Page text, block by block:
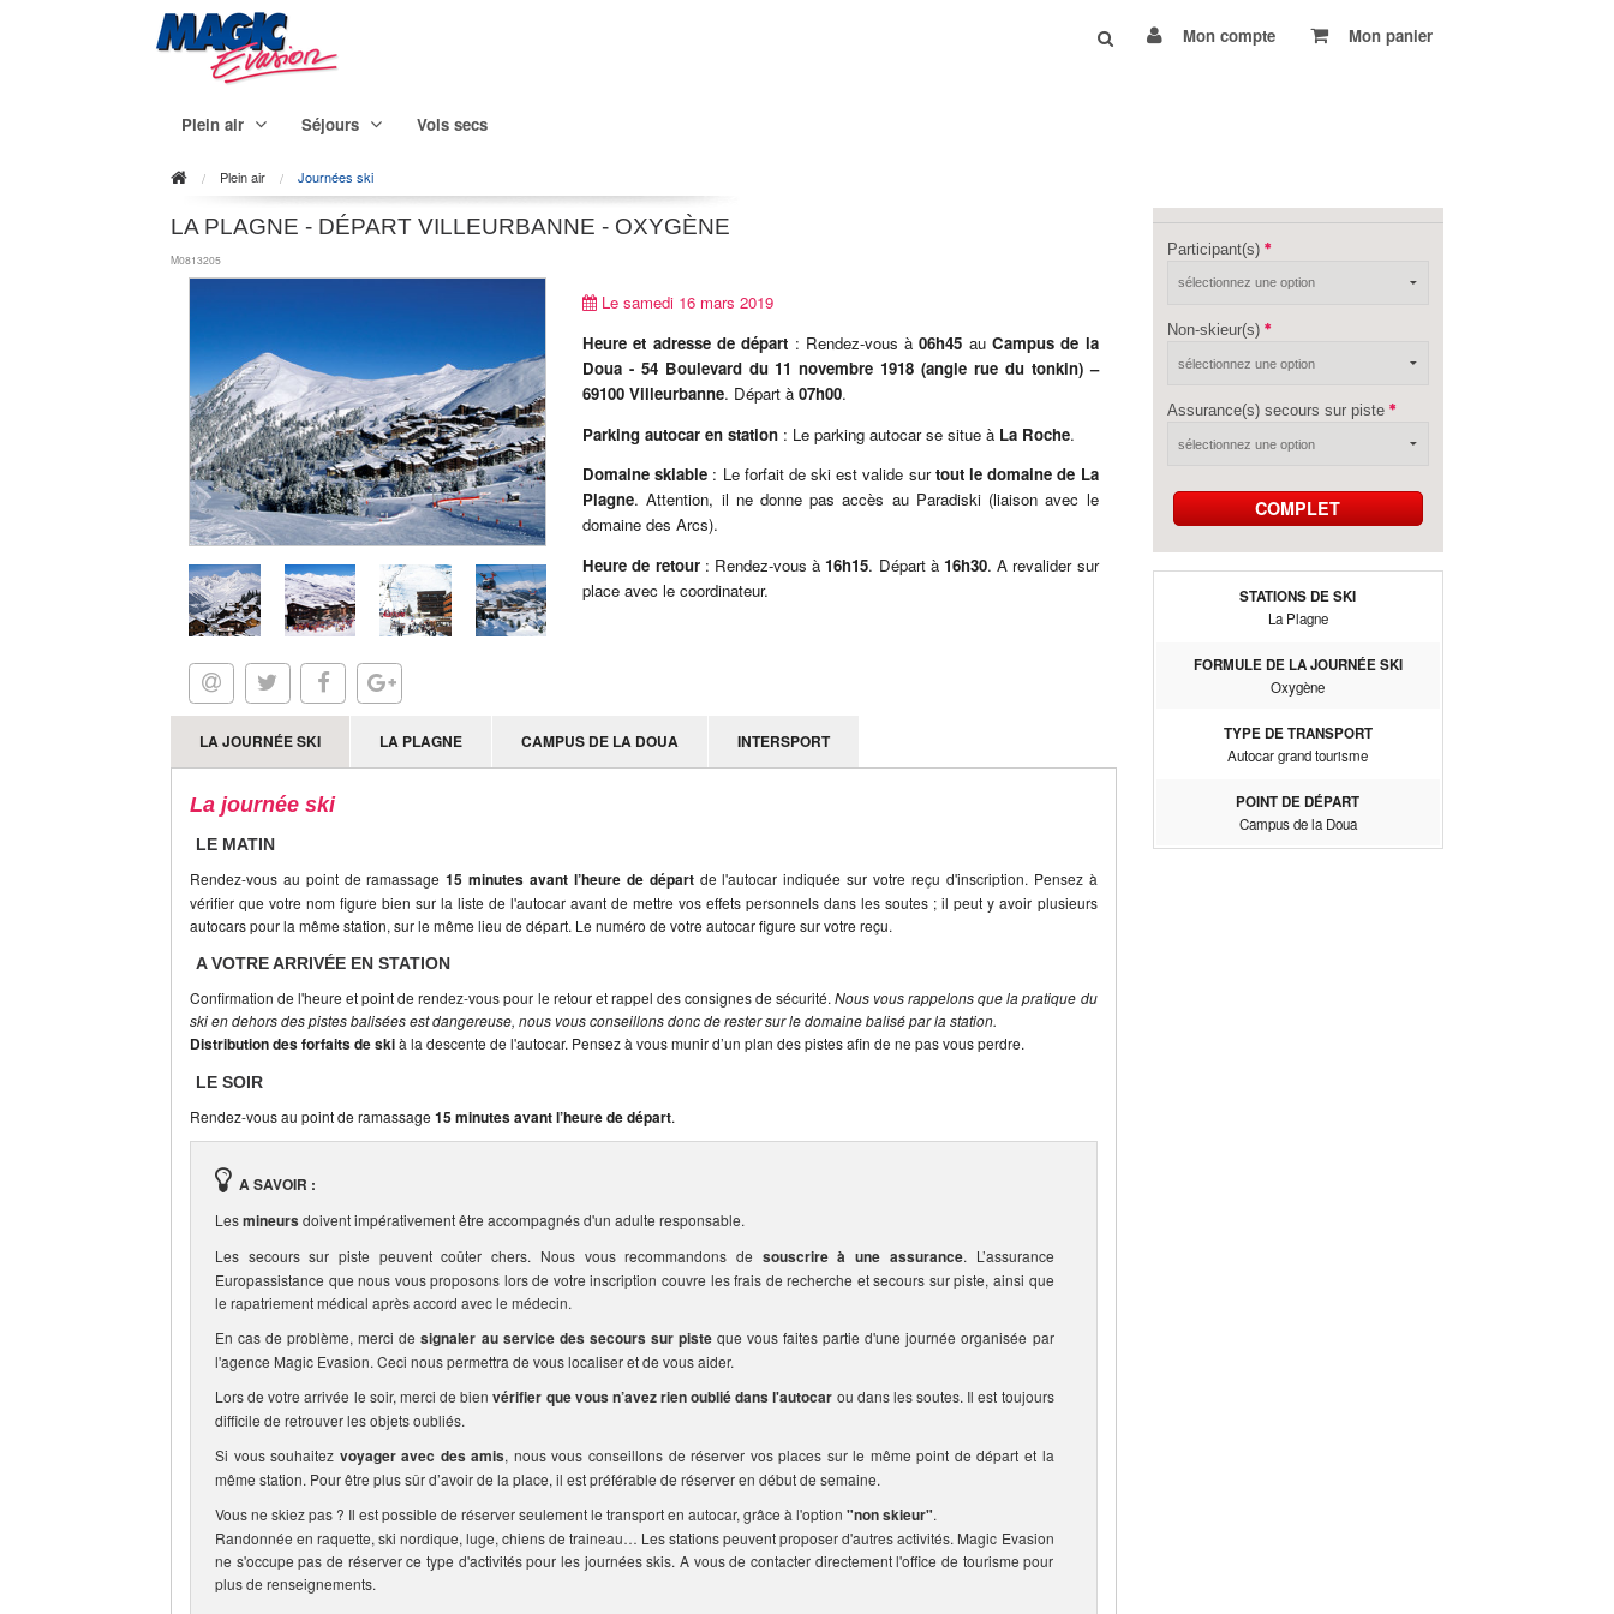
Mon compte Mon panier
Plein air Séjours Vols secs
Plein air Journées ski
LA PLAGNE - DÉPART VILLEURBANNE - OXYGÈNE
M0813205
Le samedi 16 mars 2019
Heure et adresse de départ : Rendez-vous à06h45 au Campus de la
Doua - 54 Boulevard du 11 novembre 1918 (angle rue du tonkin)–
69100 Villeurbanne. Départ à07h00.
Parking autocar en station : Le parking autocar se situe à La Roche.
Domaine skiable : Le forfait de ski est valide surtout le domaine de La
Plagne. Attention, il ne donne pas accès au Paradiski (liaison avec le
domaine des Arcs).
Heure de retour : Rendez-vous à16h15. Départ à 16h30. A revalider sur
place avec le coordinateur.
LA JOURNÉE SKI LA PLAGNE CAMPUS DE LA DOUA INTERSPORT
La journée ski
LE MATIN
Rendez-vous au point de ramassage15 minutes avant l’heure de départde l'autocar indiquée sur votre reçu d'inscription. Pensez à
vérifier que votre nom figure bien sur la liste de l'autocar avant de mettre vos effets personnels dans les soutes ; il peut y avoir plusieurs
autocars pour la même station, sur le même lieu de départ. Le numéro de votre autocar figure sur votre reçu.
A VOTRE ARRIVÉE EN STATION
Confirmation de l'heure et point de rendez-vous pour le retour et rappel des consignes de sécurité.Nous vous rappelons que la pratique du
ski en dehors des pistes balisées est dangereuse, nous vous conseillons donc de rester sur le domaine balisé par la station.
Distribution des forfaits de skià la descente de l'autocar. Pensez à vous munir d’un plan des pistes afin de ne pas vous perdre.
LE SOIR
Rendez-vous au point de ramassage 15 minutes avant l’heure de départ.
A SAVOIR :
Lesmineursdoivent impérativement être accompagnés d'un adulte responsable.
Les secours sur piste peuvent coûter chers. Nous vous recommandons de souscrire à une assurance. L’assurance
Europassistance que nous vous proposons lors de votre inscription couvre les frais de recherche et secours sur piste, ainsi que
le rapatriement médical après accord avec le médecin.
En cas de problème, merci designaler au service des secours sur pisteque vous faites partie d'une journée organisée par
l'agence Magic Evasion. Ceci nous permettra de vous localiser et de vous aider.
Lors de votre arrivée le soir, merci de bienvérifier que vous n’avez rien oublié dans l'autocar ou dans les soutes. Il est toujours
difficile de retrouver les objets oubliés.
Si vous souhaitez voyager avec des amis, nous vous conseillons de réserver vos places sur le même point de départ et la
même station. Pour être plus sûr d’avoir de la place, il est préférable de réserver en début de semaine.
Vous ne skiez pas ? Il est possible de réserver seulement le transport en autocar, grâce à l'option "non skieur".
Randonnée en raquette, ski nordique, luge, chiens de traineau… Les stations peuvent proposer d'autres activités. Magic Evasion
ne s'occupe pas de réserver ce type d'activités pour les journées skis. A vous de contacter directement l'office de tourisme pour
plus de renseignements.
Participant(s)
Non-skieur(s)
Assurance(s) secours sur piste
COMPLET
STATIONS DE SKI
La Plagne
FORMULE DE LA JOURNÉE SKI
Oxygène
TYPE DE TRANSPORT
Autocar grand tourisme
POINT DE DÉPART
Campus de la Doua